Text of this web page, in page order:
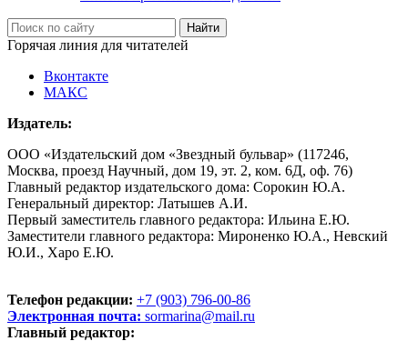
Горячая линия для читателей
Вконтакте
МАКС
Издатель:
ООО «Издательский дом «Звездный бульвар» (117246,
Москва, проезд Научный, дом 19, эт. 2, ком. 6Д, оф. 76)
Главный редактор издательского дома: Сорокин Ю.А.
Генеральный директор: Латышев А.И.
Первый заместитель главного редактора: Ильина Е.Ю.
Заместители главного редактора: Мироненко Ю.А., Невский
Ю.И., Харо Е.Ю.
Телефон редакции: +7 (903) 796-00-86
Электронная почта: sormarina@mail.ru
Главный редактор: